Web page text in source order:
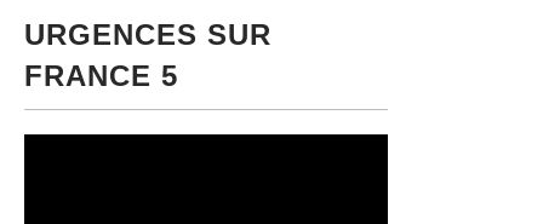
URGENCES SUR
FRANCE 5